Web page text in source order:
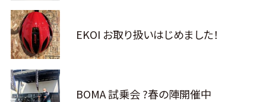
EKOI お取り扱いはじめました！
BOMA 試乗会 ?春の陣開催中